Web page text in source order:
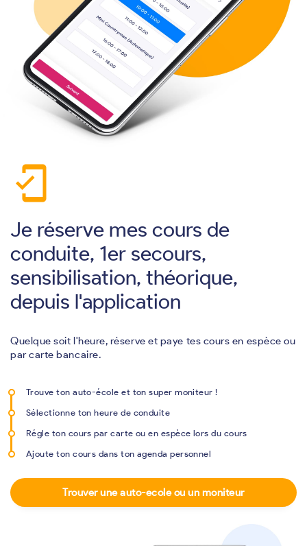
mobile_friendly
Je réserve mes cours de
conduite, 1er secours,
sensibilisation, théorique,
depuis l'application
Quelque soit l'heure, réserve et paye tes cours en espèce ou
par carte bancaire.
Trouve ton auto-école et ton super moniteur !
Sélectionne ton heure de conduite
Régle ton cours par carte ou en espèce lors du cours
Ajoute ton cours dans ton agenda personnel
Trouver une auto-ecole ou un moniteur